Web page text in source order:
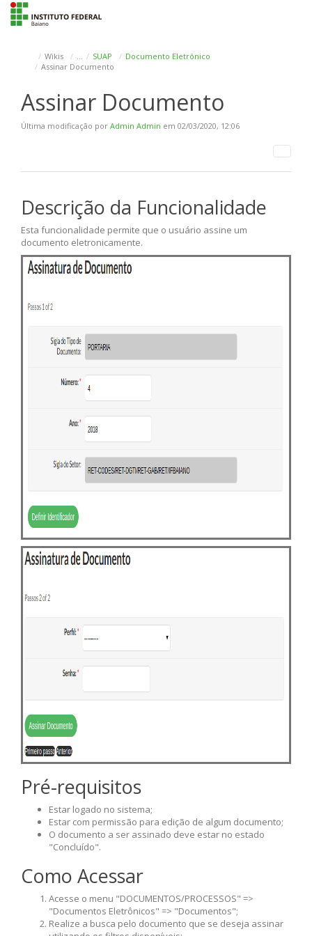
Wikis … SUAP
Documento Eletrônico
Assinar Documento
Assinar Documento
Última modificação por Admin Admin em 02/03/2020, 12:06
Descrição da Funcionalidade
Esta funcionalidade permite que o usuário assine um
documento eletronicamente.
Pré-requisitos
Estar logado no sistema;
Estar com permissão para edição de algum documento;
O documento a ser assinado deve estar no estado
"Concluído".
Como Acessar
Acesse o menu "DOCUMENTOS/PROCESSOS" =>
"Documentos Eletrônicos" => "Documentos";
Realize a busca pelo documento que se deseja assinar